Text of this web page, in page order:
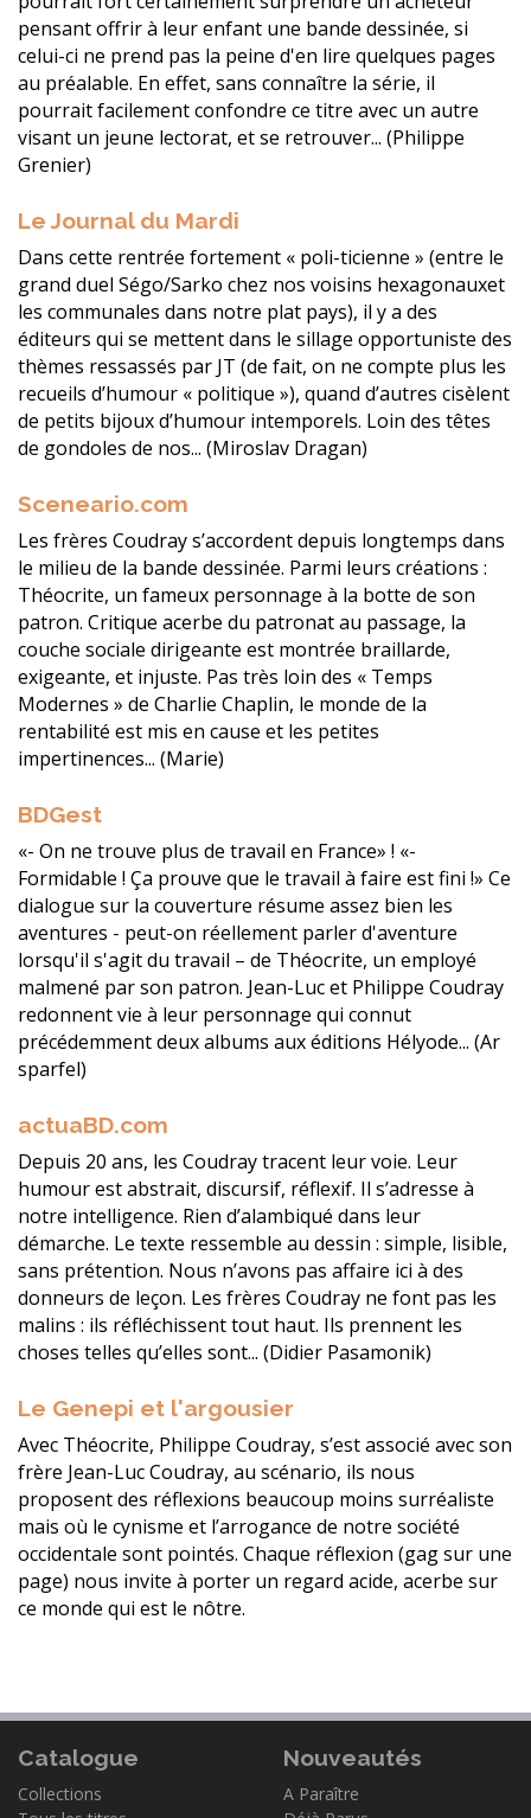
pensant offrir à leur enfant une bande dessinée, si
celui-ci ne prend pas la peine d'en lire quelques pages
au préalable. En effet, sans connaître la série, il
pourrait facilement confondre ce titre avec un autre
visant un jeune lectorat, et se retrouver... (Philippe
Grenier)
Le Journal du Mardi
Dans cette rentrée fortement « poli-ticienne » (entre le
grand duel Ségo/Sarko chez nos voisins hexagonauxet
les communales dans notre plat pays), il y a des
éditeurs qui se mettent dans le sillage opportuniste des
thèmes ressassés par JT (de fait, on ne compte plus les
recueils d’humour « politique »), quand d’autres cisèlent
de petits bijoux d’humour intemporels. Loin des têtes
de gondoles de nos... (Miroslav Dragan)
Sceneario.com
Les frères Coudray s’accordent depuis longtemps dans
le milieu de la bande dessinée. Parmi leurs créations :
Théocrite, un fameux personnage à la botte de son
patron. Critique acerbe du patronat au passage, la
couche sociale dirigeante est montrée braillarde,
exigeante, et injuste. Pas très loin des « Temps
Modernes » de Charlie Chaplin, le monde de la
rentabilité est mis en cause et les petites
impertinences... (Marie)
BDGest
«- On ne trouve plus de travail en France» ! «-
Formidable ! Ça prouve que le travail à faire est fini !» Ce
dialogue sur la couverture résume assez bien les
aventures - peut-on réellement parler d'aventure
lorsqu'il s'agit du travail – de Théocrite, un employé
malmené par son patron. Jean-Luc et Philippe Coudray
redonnent vie à leur personnage qui connut
précédemment deux albums aux éditions Hélyode... (Ar
sparfel)
actuaBD.com
Depuis 20 ans, les Coudray tracent leur voie. Leur
humour est abstrait, discursif, réflexif. Il s’adresse à
notre intelligence. Rien d’alambiqué dans leur
démarche. Le texte ressemble au dessin : simple, lisible,
sans prétention. Nous n’avons pas affaire ici à des
donneurs de leçon. Les frères Coudray ne font pas les
malins : ils réfléchissent tout haut. Ils prennent les
choses telles qu’elles sont... (Didier Pasamonik)
Le Genepi et l'argousier
Avec Théocrite, Philippe Coudray, s’est associé avec son
frère Jean-Luc Coudray, au scénario, ils nous
proposent des réflexions beaucoup moins surréaliste
mais où le cynisme et l’arrogance de notre société
occidentale sont pointés. Chaque réflexion (gag sur une
page) nous invite à porter un regard acide, acerbe sur
ce monde qui est le nôtre.
Catalogue
Collections
Nouveautés
A Paraître